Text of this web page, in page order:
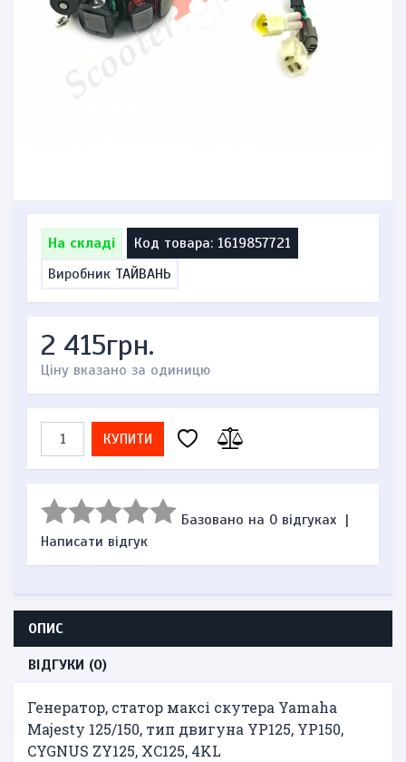
На складі
Код товара: 1619857721
Виробник ТАЙВАНЬ
2 415грн.
Ціну вказано за одиницю
КУПИТИ
Базовано на 0 відгуках |
Написати відгук
ОПИС
ВІДГУКИ (0)
Генератор, статор максі скутера Yamaha
Majesty 125/150, тип двигуна YP125, YP150,
CYGNUS ZY125, XC125, 4KL